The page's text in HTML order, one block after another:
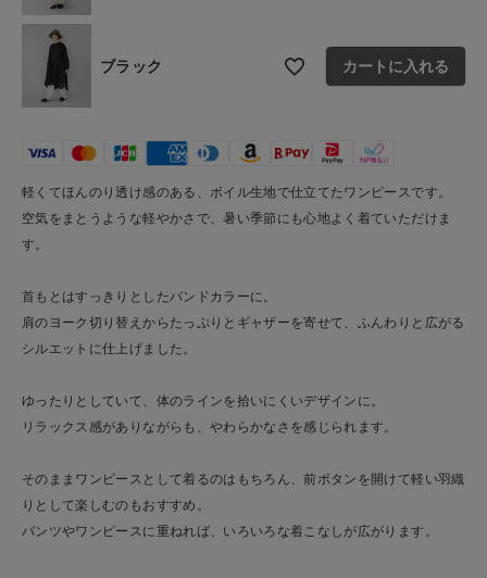
ブラック カートに入れる
軽くてほんのり透け感のある、ボイル生地で仕立てたワンピースです。
空気をまとうような軽やかさで、暑い季節にも心地よく着ていただけま
す。
首もとはすっきりとしたバンドカラーに。
肩のヨーク切り替えからたっぷりとギャザーを寄せて、ふんわりと広がる
シルエットに仕上げました。
ゆったりとしていて、体のラインを拾いにくいデザインに。
リラックス感がありながらも、やわらかなさを感じられます。
そのままワンピースとして着るのはもちろん、前ボタンを開けて軽い羽織
りとして楽しむのもおすすめ。
パンツやワンピースに重ねれば、いろいろな着こなしが広がります。